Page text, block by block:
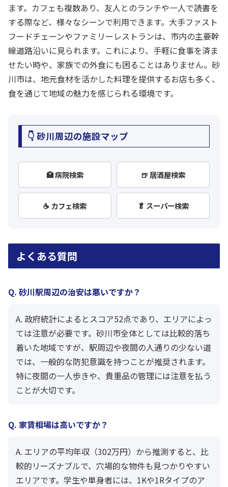
ます。カフェも複数あり、友人とのランチや一人で読書を
する際など、様々なシーンで利用できます。大手ファスト
フードチェーンやファミリーレストランは、市内の主要幹
線道路沿いに見られます。これにより、手軽に食事を済ま
せたい時や、家族での外食にも困ることはありません。砂
川市は、地元食材を活かした料理を提供するお店も多く、
食を通じて地域の魅力を感じられる環境です。
👇 砂川周辺の施設マップ
🏥 病院検索 🍺 居酒屋検索
☕ カフェ検索 🥬 スーパー検索
よくある質問
Q. 砂川駅周辺の治安は悪いですか？
A. 政府統計によるとスコア52点であり、エリアによっ
ては注意が必要です。砂川市全体としては比較的落ち
着いた地域ですが、駅周辺や夜間の人通りの少ない道
では、一般的な防犯意識を持つことが推奨されます。
特に夜間の一人歩きや、貴重品の管理には注意を払う
ことが大切です。
Q. 家賃相場は高いですか？
A. エリアの平均年収（302万円）から推測すると、比
較的リーズナブルで、穴場的な物件も見つかりやすい
エリアです。学生や単身者には、1Kや1Rタイプのア